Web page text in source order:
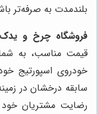
بلندمدت به صرفه‌تر
فروشگاه چرخ و یدک
قیمت مناسب، به
خودروی اسپورتیج
سابقه درخشان در
رضایت مشتریان